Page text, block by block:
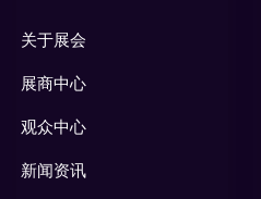
关于展会
展商中心
观众中心
新闻资讯